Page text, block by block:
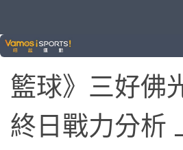
球類運動 / 籃球
籃球》三好佛
終日戰力分析